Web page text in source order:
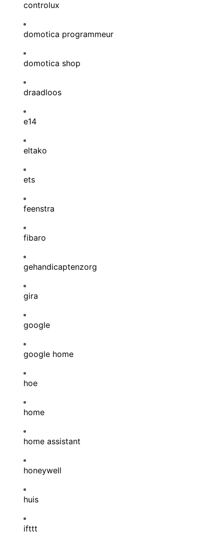
controlux
domotica programmeur
domotica shop
draadloos
e14
eltako
ets
feenstra
fibaro
gehandicaptenzorg
gira
google
google home
hoe
home
home assistant
honeywell
huis
ifttt